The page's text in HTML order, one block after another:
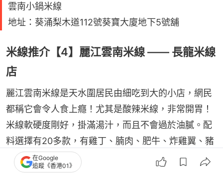
雲南小鍋米線
地址：葵涌梨木道112號葵寶大廈地下5號舖
米線推介【4】麗江雲南米線 —— 長龍米線
店
麗江雲南米線是天水圍居民由細吃到大的小店，網民
都稱它會令人食上癮！尤其是酸辣米線，非常開胃！
米線軟硬度剛好，掛滿湯汁，而且不會過於油膩。配
料選擇有20多款，有雞丁、腩肉、肥牛、炸雞翼、豬
紅、肥腸、蘿蔔等等。而招牌脆炸酥肉和蒜泥白肉最
受歡迎！
在Google
追蹤《香港01》